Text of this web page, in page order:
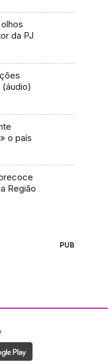
da PJ
o país
Região
PUB